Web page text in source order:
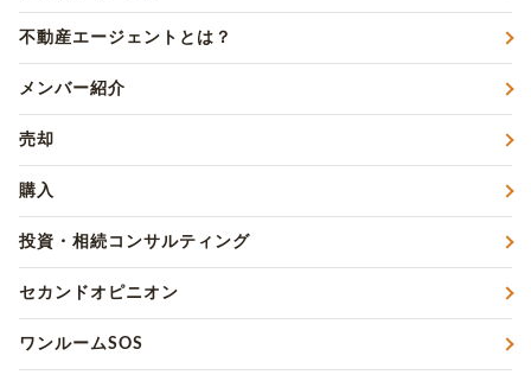
不動産エージェントとは？
メンバー紹介
売却
購入
投資・相続コンサルティング
セカンドオピニオン
ワンルームSOS